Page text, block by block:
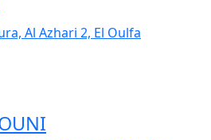
Al Azhari 2, El Oulfa